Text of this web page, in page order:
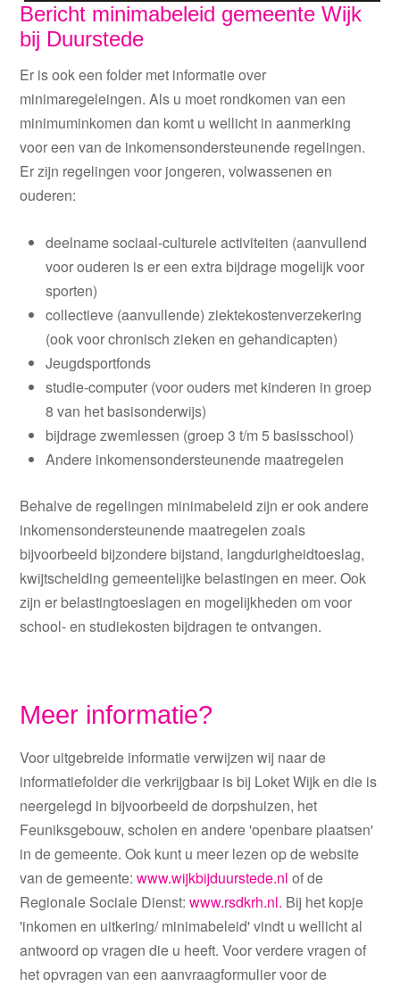
Bericht minimabeleid gemeente Wijk
bij Duurstede
Er is ook een folder met informatie over
minimaregeleingen. Als u moet rondkomen van een
minimuminkomen dan komt u wellicht in aanmerking
voor een van de inkomensondersteunende regelingen.
Er zijn regelingen voor jongeren, volwassenen en
ouderen:
deelname sociaal-culturele activiteiten (aanvullend
voor ouderen is er een extra bijdrage mogelijk voor
sporten)
collectieve (aanvullende) ziektekostenverzekering
(ook voor chronisch zieken en gehandicapten)
Jeugdsportfonds
studie-computer (voor ouders met kinderen in groep
8 van het basisonderwijs)
bijdrage zwemlessen (groep 3 t/m 5 basisschool)
Andere inkomensondersteunende maatregelen
Behalve de regelingen minimabeleid zijn er ook andere
inkomensondersteunende maatregelen zoals
bijvoorbeeld bijzondere bijstand, langdurigheidtoeslag,
kwijtschelding gemeentelijke belastingen en meer. Ook
zijn er belastingtoeslagen en mogelijkheden om voor
school- en studiekosten bijdragen te ontvangen.
Meer informatie?
Voor uitgebreide informatie verwijzen wij naar de
informatiefolder die verkrijgbaar is bij Loket Wijk en die is
neergelegd in bijvoorbeeld de dorpshuizen, het
Feuniksgebouw, scholen en andere 'openbare plaatsen'
in de gemeente. Ook kunt u meer lezen op de website
van de gemeente:www.wijkbijduurstede.nl of de
Regionale Sociale Dienst:www.rsdkrh.nl. Bij het kopje
'inkomen en uitkering/ minimabeleid' vindt u wellicht al
antwoord op vragen die u heeft. Voor verdere vragen of
het opvragen van een aanvraagformulier voor de